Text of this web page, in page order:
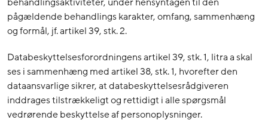
pågældende behandlings karakter, omfang, sammenhæng
og formål, jf. artikel 39, stk. 2.
Databeskyttelsesforordningens artikel 39, stk. 1, litra a skal
ses i sammenhæng med artikel 38, stk. 1, hvorefter den
dataansvarlige sikrer, at databeskyttelsesrådgiveren
inddrages tilstrækkeligt og rettidigt i alle spørgsmål
vedrørende beskyttelse af personoplysninger.